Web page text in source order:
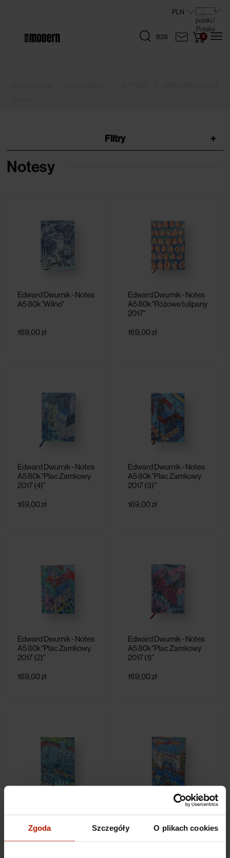
Zgoda Szczegóły O plikach cookies
B2B
Filtry +
Notesy
Edward Dwurnik - Notes
A5 80k "Wilno"
169,00 zł
Edward Dwurnik - Notes
A5 80k "Różowe tulipany
2017"
169,00 zł
Edward Dwurnik - Notes
A5 80k "Plac Zamkowy
2017 (4)"
169,00 zł
Edward Dwurnik - Notes
A5 80k "Plac Zamkowy
2017 (3)"
169,00 zł
Edward Dwurnik - Notes
A5 80k "Plac Zamkowy
2017 (2)"
169,00 zł
Edward Dwurnik - Notes
A5 80k "Plac Zamkowy
2017 (1)"
169,00 zł